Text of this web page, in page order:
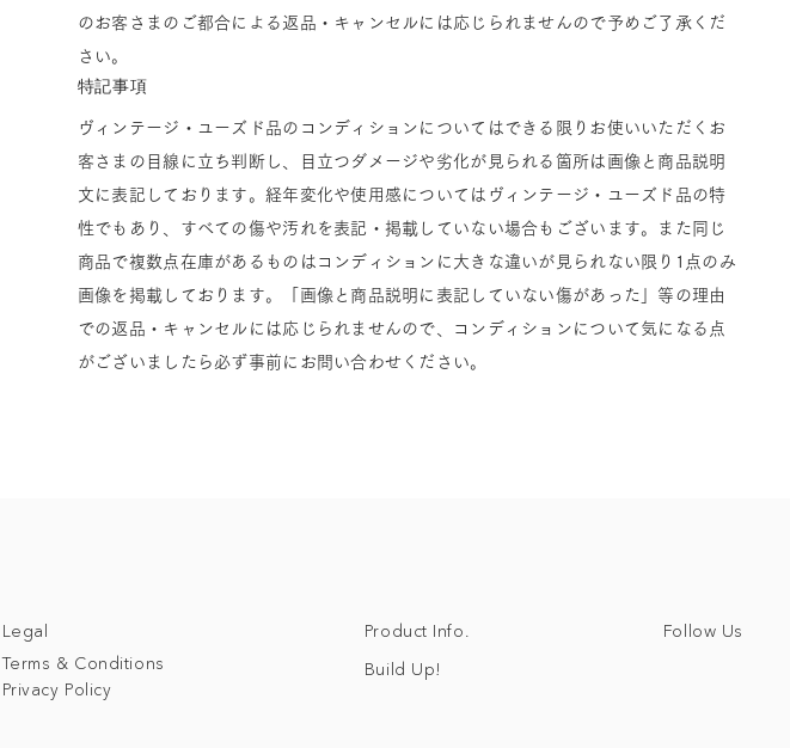
のお客さまのご都合による返品・キャンセルには応じられませんので予めご了承くだ
さい。
特記事項
ヴィンテージ・ユーズド品のコンディションについてはできる限りお使いいただくお
客さまの目線に立ち判断し、目立つダメージや劣化が見られる箇所は画像と商品説明
文に表記しております。経年変化や使用感についてはヴィンテージ・ユーズド品の特
性でもあり、すべての傷や汚れを表記・掲載していない場合もございます。また同じ
商品で複数点在庫があるものはコンディションに大きな違いが見られない限り1点のみ
画像を掲載しております。「画像と商品説明に表記していない傷があった」等の理由
での返品・キャンセルには応じられませんので、コンディションについて気になる点
がございましたら必ず事前にお問い合わせください。
Legal
Terms & Conditions
Privacy Policy
Product Info.
Build Up!
Follow Us